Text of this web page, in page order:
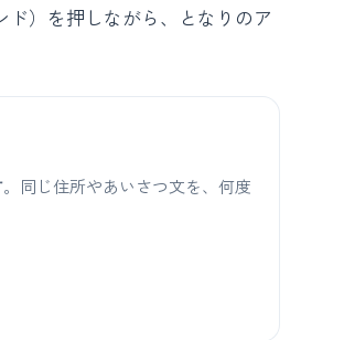
）を押しながら、となりのア
。同じ住所やあいさつ文を、何度